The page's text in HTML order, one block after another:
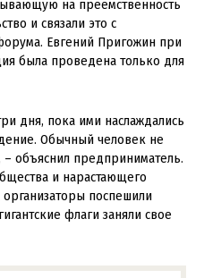
на преемственность
и связали это с
Евгений Пригожин при
была проведена только для
дня, пока ими наслаждались
Обычный человек не
объяснил предприниматель.
и нарастающего
поспешили
флаги заняли свое